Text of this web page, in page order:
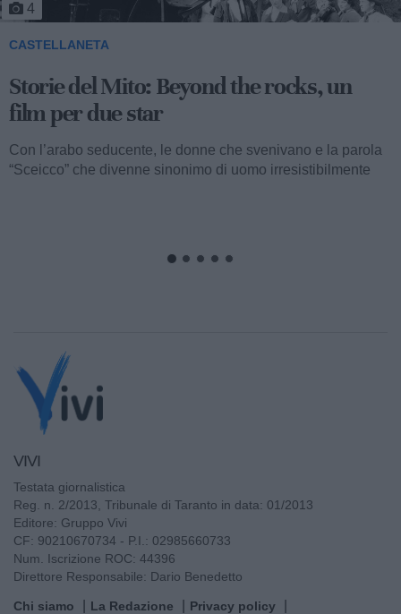
5
CASTELLANETA
Storie del Mito: Uno sceicco esuberante
Valentino fu consacrato attore internazionale, come abbiamo
visto, con il film “I quattro cavalieri dell’Apocalisse”. Così
cominciava...
VIVI
Testata giornalistica
Reg. n. 2/2013, Tribunale di Taranto in data: 01/2013
Editore: Gruppo Vivi
CF: 90210670734 - P.I.: 02985660733
Num. Iscrizione ROC: 44396
Direttore Responsabile: Dario Benedetto
Chi siamo La Redazione Privacy policy